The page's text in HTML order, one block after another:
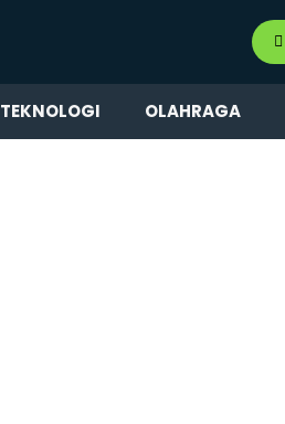
TEKNOLOGI OLAHRAGA